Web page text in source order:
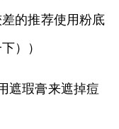
的推荐使用粉底
））
遮瑕膏来遮掉痘